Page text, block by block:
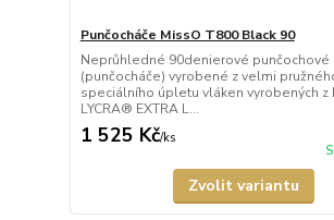
Punčocháče MissO T800 Black 90
Neprůhledné 90denierové punčochové
(punčocháče) vyrobené z velmi
speciálního úpletu vláken vyrobených z
LYCRA® EXTRA L...
1 525 Kč/ks
Zvolit variantu